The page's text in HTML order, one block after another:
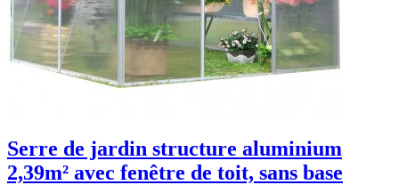
Serre de jardin structure aluminium
2,39m² avec fenêtre de toit, sans base